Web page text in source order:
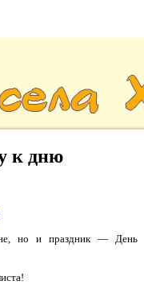
к дню
но и праздник — День